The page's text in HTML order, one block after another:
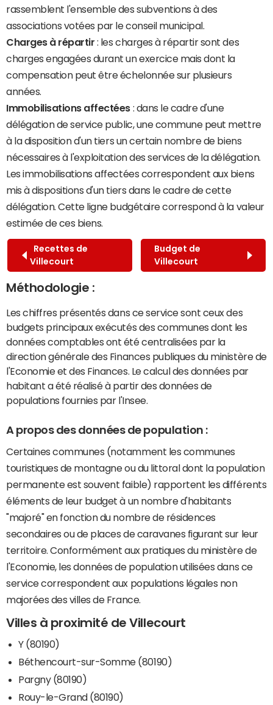
rassemblent l'ensemble des subventions à des
associations votées par le conseil municipal.
Charges à répartir : les charges à répartir sont des
charges engagées durant un exercice mais dont la
compensation peut être échelonnée sur plusieurs
années.
Immobilisations affectées : dans le cadre d'une
délégation de service public, une commune peut mettre
à la disposition d'un tiers un certain nombre de biens
nécessaires à l'exploitation des services de la délégation.
Les immobilisations affectées correspondent aux biens
mis à dispositions d'un tiers dans le cadre de cette
délégation. Cette ligne budgétaire correspond à la valeur
estimée de ces biens.
Recettes de
Villecourt
Budget de
Villecourt
Méthodologie :
Les chiffres présentés dans ce service sont ceux des
budgets principaux exécutés des communes dont les
données comptables ont été centralisées par la
direction générale des Finances publiques du ministère de
l'Economie et des Finances. Le calcul des données par
habitant a été réalisé à partir des données de
populations fournies par l'Insee.
A propos des données de population :
Certaines communes (notamment les communes
touristiques de montagne ou du littoral dont la population
permanente est souvent faible) rapportent les différents
éléments de leur budget à un nombre d'habitants
"majoré" en fonction du nombre de résidences
secondaires ou de places de caravanes figurant sur leur
territoire. Conformément aux pratiques du ministère de
l'Economie, les données de population utilisées dans ce
service correspondent aux populations légales non
majorées des villes de France.
Villes à proximité de Villecourt
Y (80190)
Béthencourt-sur-Somme (80190)
Pargny (80190)
Rouy-le-Grand (80190)